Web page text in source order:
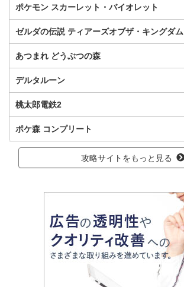
ポケモン スカーレット・バイオレット
ゼルダの伝説 ティアーズオブザ・キングダム
あつまれ どうぶつの森
デルタルーン
桃太郎電鉄2
ポケ森 コンプリート
攻略サイトをもっと見る